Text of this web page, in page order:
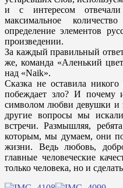
и с интересом
максимальное
определение элементов
произведении.
За каждый правильный
же, команда «Аленький
над «Naik».
Сказка не оставила
побеждает зло? И почему
символом любви девушки и
другие вопросы мы
встречи. Размышляя,
которым, мы думаем, они
жизни. Ведь любовь,
главные человеческие
только человека, но и